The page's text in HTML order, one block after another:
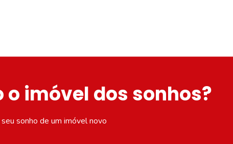
o imóvel dos sonhos?
sonho de um imóvel novo